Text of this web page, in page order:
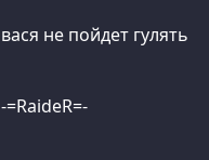
вася не пойдет гулять
-=RaideR=-